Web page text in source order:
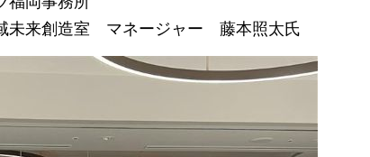
未来創造室 マネージャー 藤本照太氏